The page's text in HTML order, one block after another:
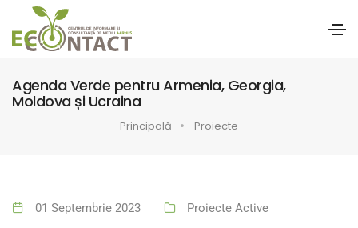
Agenda Verde pentru Armenia, Georgia,
Moldova și Ucraina
Principală Proiecte
01 Septembrie 2023 Proiecte Active